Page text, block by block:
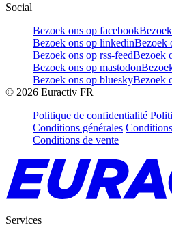
Social
Bezoek ons op facebook
Bezoek ons op linkedinBezoek
Bezoek ons op rss-feedBezoek
Bezoek ons op mastodon
Bezoek ons op blueskyBezoek
© 2026 Euractiv FR
Politique de confidentialité
Conditions générales
Conditions de vente
Services